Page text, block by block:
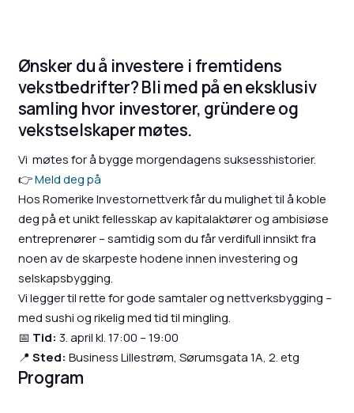
Ønsker du å investere i fremtidens
vekstbedrifter? Bli med på en eksklusiv
samling hvor investorer, gründere og
vekstselskaper møtes.
Vi møtes for å bygge morgendagens suksesshistorier.
👉Meld deg på
Hos Romerike Investornettverk får du mulighet til å koble
deg på et unikt fellesskap av kapitalaktører og ambisiøse
entreprenører – samtidig som du får verdifull innsikt fra
noen av de skarpeste hodene innen investering og
selskapsbygging.
Vi legger til rette for gode samtaler og nettverksbygging –
med sushi og rikelig med tid til mingling.
📅 Tid: 3. april kl. 17:00 – 19:00
📍Sted: Business Lillestrøm, Sørumsgata 1A, 2. etg
Program